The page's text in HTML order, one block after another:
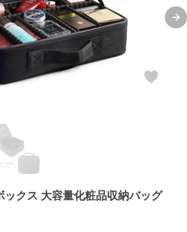
ックス 大容量化粧品収納バッグ